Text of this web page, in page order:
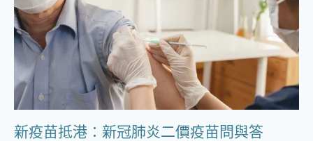
新疫苗抵港：新冠肺炎二價疫苗問與答